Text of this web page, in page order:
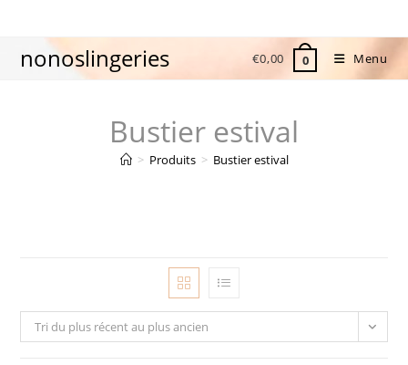
contentnonoslingeries €0,00 0 Menu
Bustier estival
> Produits > Bustier estival
Tri du plus récent au plus ancien